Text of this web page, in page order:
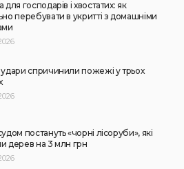
об’єднає 10 локацій від України